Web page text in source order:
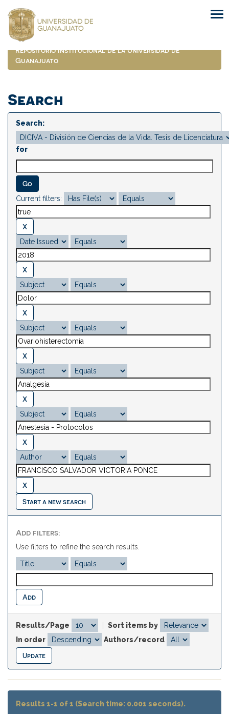
navigation
Repositorio Institucional de la Universidad de
Guanajuato
Search
Search:
for
Current filters:
Start a new search
Add filters:
Use filters to refine the search results.
Results/Page
Sort items by
In order
Authors/record
Results 1-1 of 1 (Search time: 0.001 seconds).